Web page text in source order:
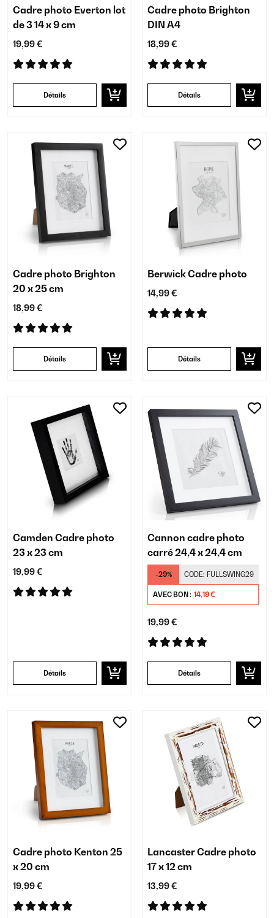
Cadre photo Everton lot
de 3 14 x 9 cm
19,99 €
Détails
Cadre photo Brighton
DIN A4
18,99 €
Détails
Cadre photo Brighton
20 x 25 cm
18,99 €
Détails
Berwick Cadre photo
14,99 €
Détails
Camden Cadre photo
23 x 23 cm
19,99 €
Détails
Cannon cadre photo
carré 24,4 x 24,4 cm
-29% CODE: FULLSWING29
AVEC BON : 14,19 €
19,99 €
Détails
Cadre photo Kenton 25
x 20 cm
19,99 €
Lancaster Cadre photo
17 x 12 cm
13,99 €